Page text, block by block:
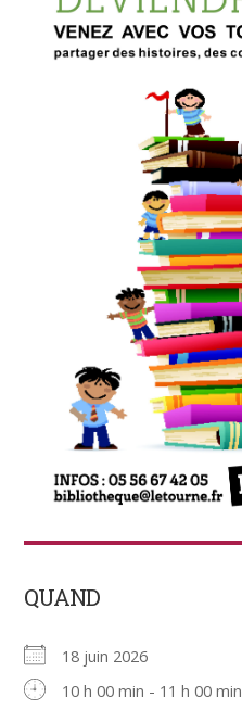
QUAND
18 juin 2026
10 h 00 min - 11 h 00 min